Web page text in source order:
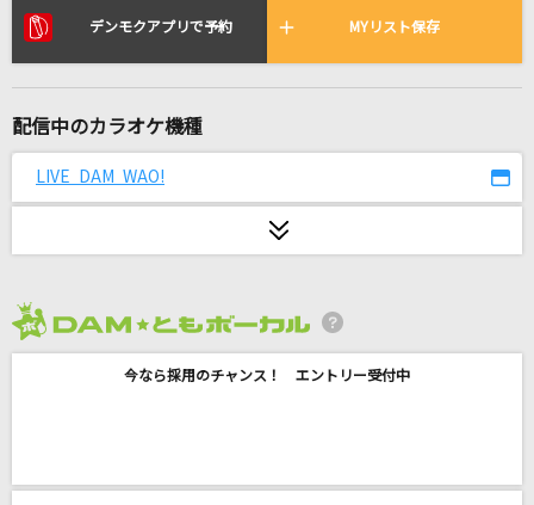
リアルタイムで歌われている曲の一覧
Family Song
[生音]遠い恋のリフレイン
デンモクアプリで予約 MYリスト保存
配信中のカラオケ機種
LIVE DAM WAO!
今なら採用のチャンス！ エントリー受付中